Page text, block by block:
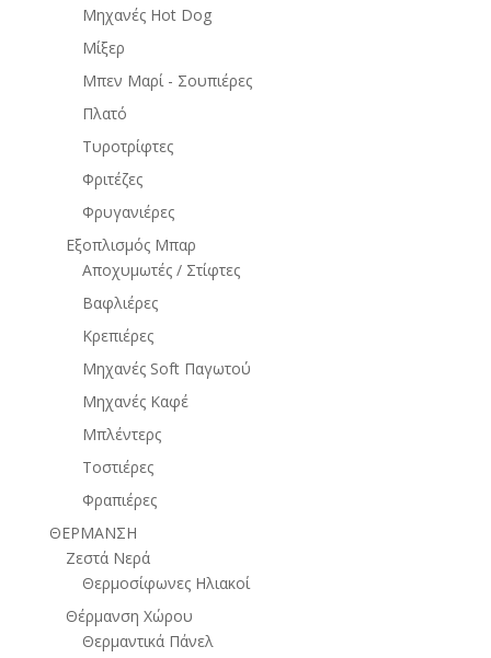
Μηχανές Hot Dog
Μίξερ
Μπεν Μαρί - Σουπιέρες
Πλατό
Τυροτρίφτες
Φριτέζες
Φρυγανιέρες
Εξοπλισμός Μπαρ
Αποχυμωτές / Στίφτες
Βαφλιέρες
Κρεπιέρες
Μηχανές Soft Παγωτού
Μηχανές Καφέ
Μπλέντερς
Τοστιέρες
Φραπιέρες
ΘΕΡΜΑΝΣΗ
Ζεστά Νερά
Θερμοσίφωνες Ηλιακοί
Θέρμανση Χώρου
Θερμαντικά Πάνελ